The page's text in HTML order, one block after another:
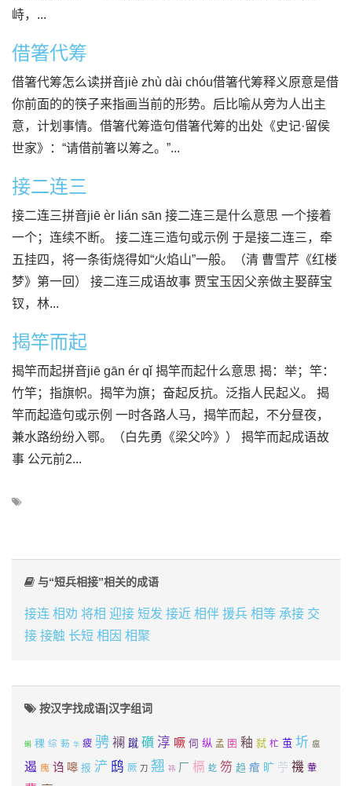
峙，...
借箸代筹
借箸代筹怎么读拼音jiè zhù dài chóu借箸代筹释义原意是借
你前面的的筷子来指画当前的形势。后比喻从旁为人出主
意，计划事情。借箸代筹造句借箸代筹的出处《史记·留侯
世家》：“请借前箸以筹之。”...
接二连三
接二连三拼音jiē èr lián sān 接二连三是什么意思 一个接着
一个；连续不断。 接二连三造句或示例 于是接二连三，牵
五挂四，将一条街烧得如“火焰山”一般。（清 曹雪芹《红楼
梦》第一回） 接二连三成语故事 贾宝玉因父亲做主娶薛宝
钗，林...
揭竿而起
揭竿而起拼音jiē gān ér qǐ 揭竿而起什么意思 揭：举；竿：
竹竿；指旗帜。揭竿为旗；奋起反抗。泛指人民起义。 揭
竿而起造句或示例 一时各路人马，揭竿而起，不分昼夜，
兼水路纷纷入鄂。（白先勇《梁父吟》） 揭竿而起成语故
事 公元前2...
与“短兵相接”相关的成语
接连 相劝 将相 迎接 短发 接近 相伴 援兵 相等 承接 交
接 接触 长短 相因 相聚
按汉字找成语|汉字组词
蝌 稞 综 葧 华 疲 骋 襕 蹴 礩 淳 噘 伺 纵 孟 圉 釉 弑 杧 茧 圻 瘟
遏 瘣 诌 嗥 报 浐 鸱 厥 刀 翘 祎 厂 槅 虼 笏 趋 痯 旷 苧 禨 輂